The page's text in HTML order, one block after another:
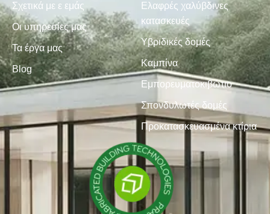
Σχετικά με ε εμάς
Οι υπηρεσίες μας
Τα έργα μας
Blog
Ελαφρές χαλύβδινες
κατασκευές
Υβριδικές δομές
Καμπίνα
Εμπορευματοκιβώτιο
Σπονδυλωτές δομές
Προκατασκευασμένα κτίρια